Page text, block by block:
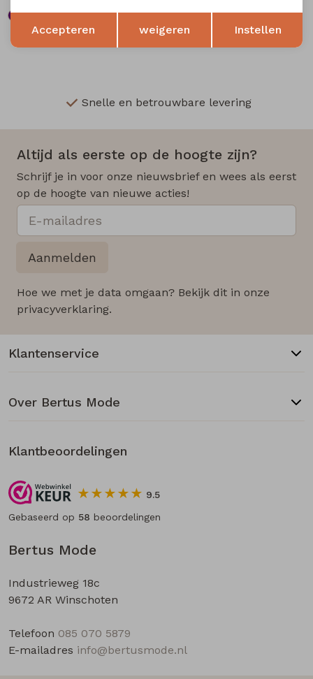
Snelle en betrouwbare levering
Altijd als eerste op de hoogte zijn?
Schrijf je in voor onze nieuwsbrief en wees als eerst
op de hoogte van nieuwe acties!
Aanmelden
Hoe we met je data omgaan? Bekijk dit in onze
privacyverklaring.
Bertus Mode
Industrieweg 18c
9672 AR Winschoten
Telefoon 085 070 5879
E-mailadres info@bertusmode.nl
Klantenservice
Over Bertus Mode
Klantbeoordelingen
9.5
Gebaseerd op 58 beoordelingen
Terug Opslaan
Accepteren weigeren Instellen